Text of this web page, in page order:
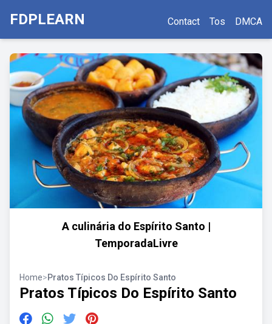
FDPLEARN Contact Tos DMCA
A culinária do Espírito Santo |
TemporadaLivre
Home>Pratos Típicos Do Espírito Santo
Pratos Típicos Do Espírito Santo